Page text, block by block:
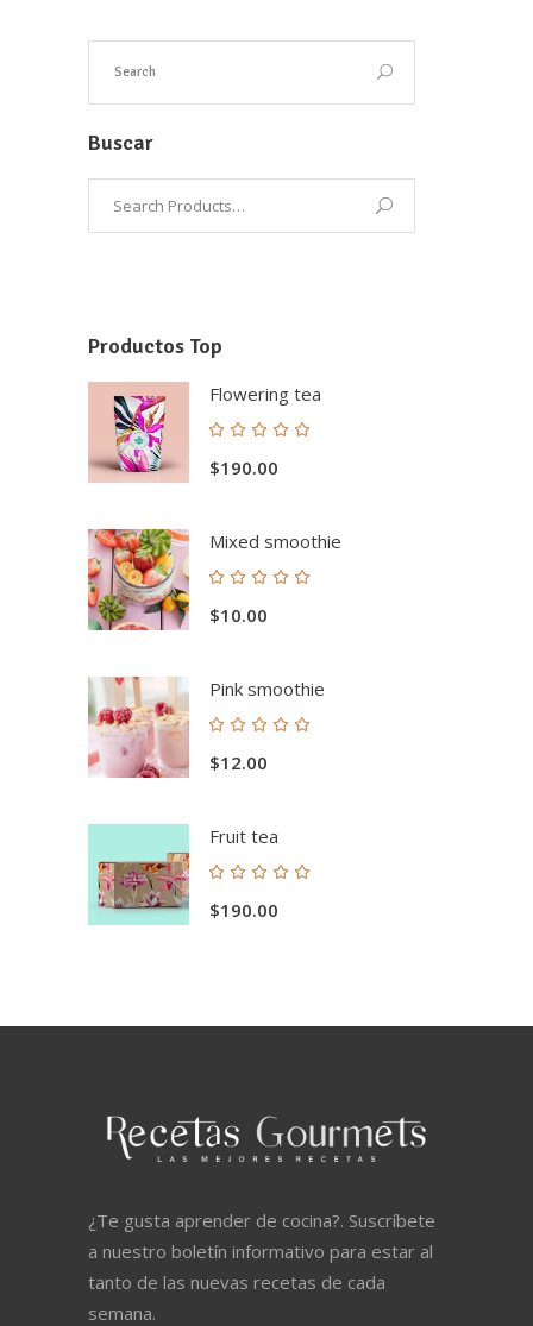
Buscar
Productos Top
Flowering tea
5.00
$190.00
Mixed smoothie
5.00
$10.00
Pink smoothie
5.00
$12.00
Fruit tea
5.00
$190.00
¿Te gusta aprender de cocina?. Suscríbete
a nuestro boletín informativo para estar al
tanto de las nuevas recetas de cada
semana.